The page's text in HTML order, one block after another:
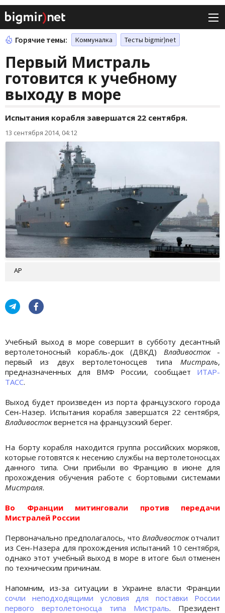
Горячие темы: Коммуналка Тесты bigmir)net
Первый Мистраль
готовится к учебному
выходу в море
Испытания корабля завершатся 22 сентября.
13 сентября 2014, 04:12
АР
Учебный выход в море совершит в субботу десантный
вертолетоносный корабль-док (ДВКД) Владивосток -
первый из двух вертолетоносцев типа Мистраль,
предназначенных для ВМФ России, сообщает ИТАР-
ТАСС.
Выход будет произведен из порта французского города
Сен-Назер. Испытания корабля завершатся 22 сентября,
Владивостоквернется на французский берег.
На борту корабля находится группа российских моряков,
которые готовятся к несению службы на вертолетоносцах
данного типа. Они прибыли во Францию в июне для
прохождения обучения работе с бортовыми системами
Мистраля.
Во Франции митинговали против передачи
Мистралей России
Первоначально предполагалось, что Владивостокотчалит
из Сен-Назера для прохождения испытаний 10 сентября,
однако этот учебный выход в море в итоге был отменен
по техническим причинам.
Напомним, из-за ситуации в Украине власти Франции
сочли неподходящими условия для поставки России
первого вертолетоносца типа Мистраль. Президент